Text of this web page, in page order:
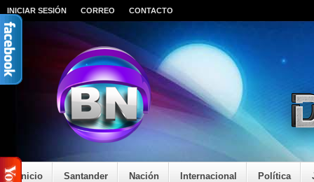
INICIAR SESIÓN CORREO CONTACTO
Inicio Santander Nación Internacional Política